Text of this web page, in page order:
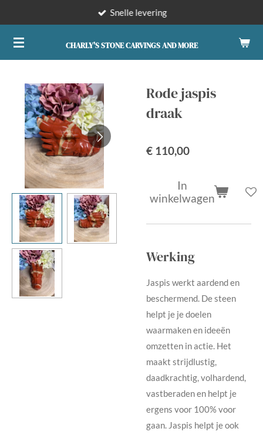
naar
de
CHARLY'S STONE CARVINGS AND MORE
Snelle levering
Rode jaspis
draak
€ 110,00
In
winkelwagen
Werking
Jaspis werkt aardend en
beschermend. De steen
helpt je je doelen
waarmaken en ideeën
omzetten in actie. Het
maakt strijdlustig,
daadkrachtig, volhardend,
vastberaden en helpt je
ergens voor 100% voor
gaan. Jaspis helpt je ook